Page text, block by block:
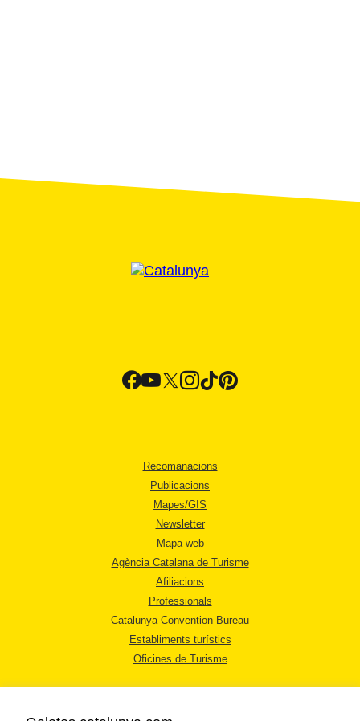
Recomanacions
Publicacions
Mapes/GIS
Newsletter
Mapa web
Agència Catalana de Turisme
Afiliacions
Professionals
Catalunya Convention Bureau
Establiments turístics
Oficines de Turisme